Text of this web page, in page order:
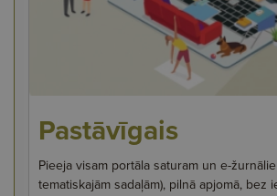
Pastāvīgais
Pieeja visam portāla saturam un e-
tematiskajām sadaļām), pilnā apjomā, bez